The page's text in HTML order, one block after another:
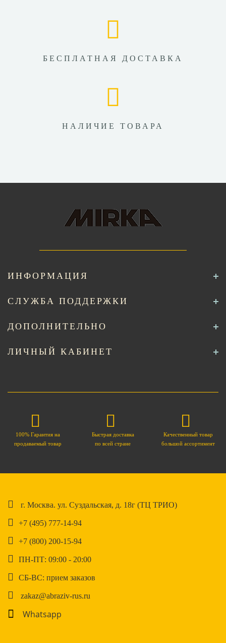
БЕСПЛАТНАЯ ДОСТАВКА
НАЛИЧИЕ ТОВАРА
ИНФОРМАЦИЯ
СЛУЖБА ПОДДЕРЖКИ
ДОПОЛНИТЕЛЬНО
ЛИЧНЫЙ КАБИНЕТ
100% Гарантия на
продаваемый товар
Быстрая доставка
по всей стране
Качественный товар
большой ассортимент
г. Москва. ул. Суздальская, д. 18г (ТЦ ТРИО)
+7 (495) 777-14-94
+7 (800) 200-15-94
ПН-ПТ: 09:00 - 20:00
СБ-ВС: прием заказов
zakaz@abraziv-rus.ru
Whatsapp